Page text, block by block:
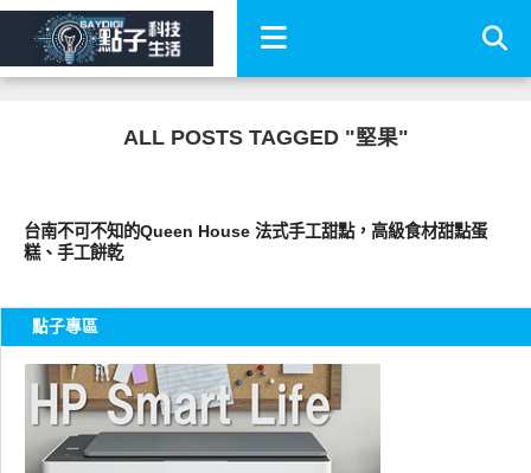
ALL POSTS TAGGED "堅果"
台南不可不知的Queen House 法式手工甜點，高級食材甜點蛋
糕、手工餅乾
點子專區